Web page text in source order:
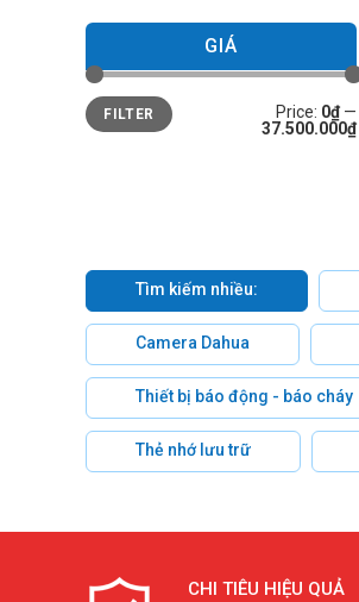
GIÁ
Min
price
Max
priceFILTER Price: 0₫ —
37.500.000₫
Tìm kiếm nhiều:
Camera Dahua
Thiết bị báo động - báo cháy
Thẻ nhớ lưu trữ
CHI TIÊU HIỆU QUẢ